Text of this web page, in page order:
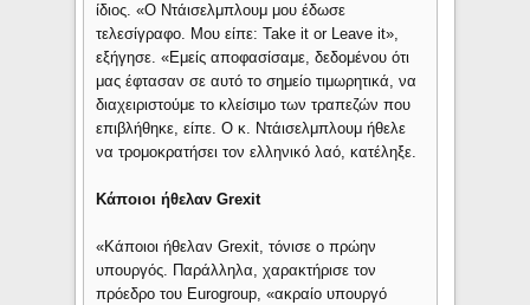
ίδιος. «Ο Ντάισελμπλουμ μου έδωσε
τελεσίγραφο. Μου είπε: Take it or Leave it»,
εξήγησε. «Εμείς αποφασίσαμε, δεδομένου ότι
μας έφτασαν σε αυτό το σημείο τιμωρητικά, να
διαχειριστούμε το κλείσιμο των τραπεζών που
επιβλήθηκε, είπε. Ο κ. Ντάισελμπλουμ ήθελε
να τρομοκρατήσει τον ελληνικό λαό, κατέληξε.
Κάποιοι ήθελαν Grexit
«Κάποιοι ήθελαν Grexit, τόνισε ο πρώην
υπουργός. Παράλληλα, χαρακτήρισε τον
πρόεδρο του Eurogroup, «ακραίο υπουργό